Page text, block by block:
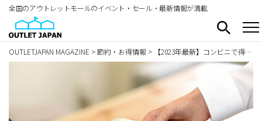
全国のアウトレットモールのイベント・セール・最新情報が満載
OUTLETJAPAN MAGAZINE >節約・お得情報 > 【2023年最新】コンビニで得するスマホ決済アプリまとめ | 始め方や使い方も徹底解説！